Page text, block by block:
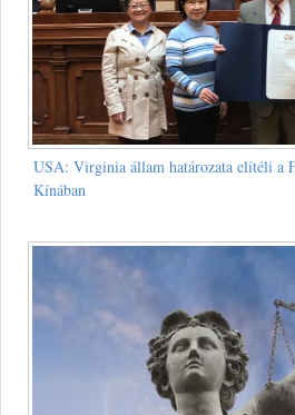
USA: Virginia állam határozata elítéli a
Kínában